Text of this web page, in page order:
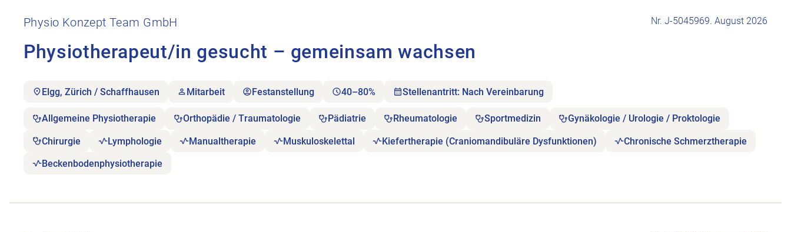
Physio Konzept Team GmbH
Physiotherapeut/in gesucht – gemeinsam wachsen
Nr. J-5045969. August 2026
Elgg, Zürich / Schaffhausen Mitarbeit Festanstellung 40–80% Stellenantritt: Nach Vereinbarung
Allgemeine Physiotherapie Orthopädie / Traumatologie Pädiatrie Rheumatologie Sportmedizin Gynäkologie / Urologie / Proktologie
Chirurgie Lymphologie Manualtherapie Muskuloskelettal Kiefertherapie (Craniomandibuläre Dysfunktionen) Chronische Schmerztherapie
Beckenbodenphysiotherapie